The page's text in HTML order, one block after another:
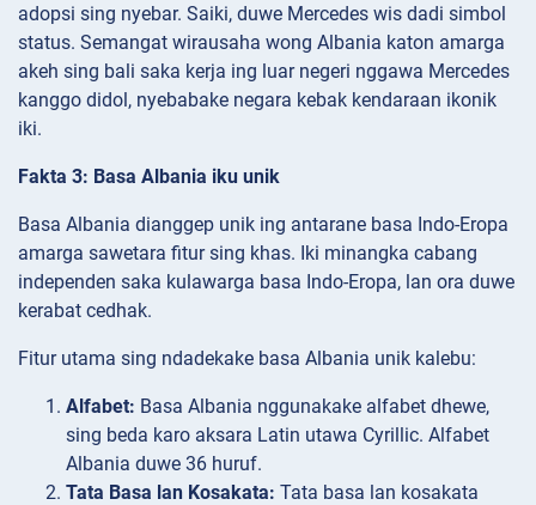
adopsi sing nyebar. Saiki, duwe Mercedes wis dadi simbol
status. Semangat wirausaha wong Albania katon amarga
akeh sing bali saka kerja ing luar negeri nggawa Mercedes
kanggo didol, nyebabake negara kebak kendaraan ikonik
iki.
Fakta 3: Basa Albania iku unik
Basa Albania dianggep unik ing antarane basa Indo-Eropa
amarga sawetara fitur sing khas. Iki minangka cabang
independen saka kulawarga basa Indo-Eropa, lan ora duwe
kerabat cedhak.
Fitur utama sing ndadekake basa Albania unik kalebu:
Alfabet: Basa Albania nggunakake alfabet dhewe,
sing beda karo aksara Latin utawa Cyrillic. Alfabet
Albania duwe 36 huruf.
Tata Basa lan Kosakata: Tata basa lan kosakata